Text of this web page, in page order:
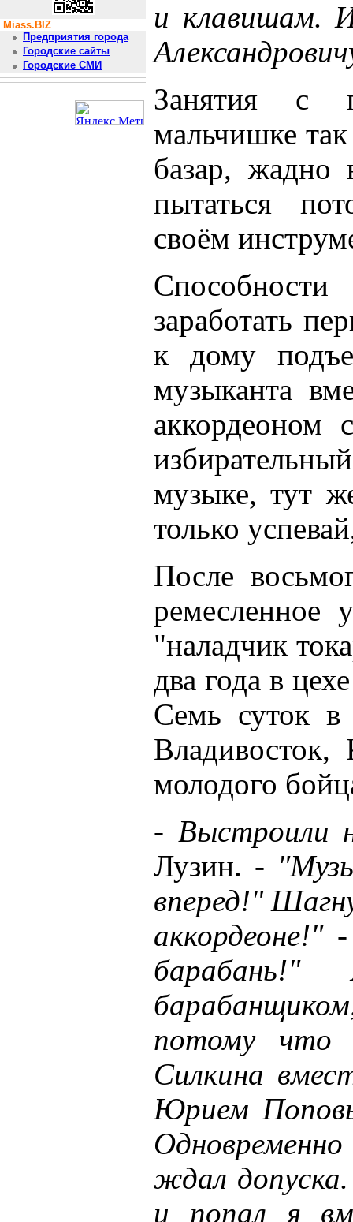
Miass.BIZ
Предприятия города
Городские сайты
Городские СМИ
и клавишам.
Занятия с
мальчишке
базар, жадно
пытаться
своём
заработать
к дому
музыканта
аккордеоном
музыке, тут
только
После
ремесленное
"наладчик
два года в
Семь суток в
Владивосток,
молодого
- Выстроили
Лузин. -
вперед!"
аккордеоне!"
потому что
Силкина
Юрием
ждал
и попал я